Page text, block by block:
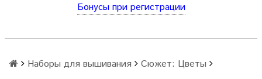
Бонусы при регистрации
Наборы для вышивания Сюжет: Цветы